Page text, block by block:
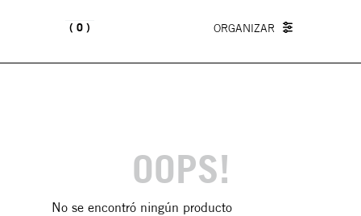
0
OOPS!
No se encontró ningún producto